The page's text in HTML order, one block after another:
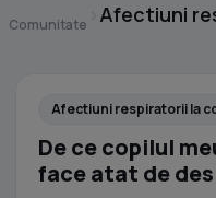
Comunitate Afectiuni
Afectiuni respiratorii la
De ce copilul
face atat de